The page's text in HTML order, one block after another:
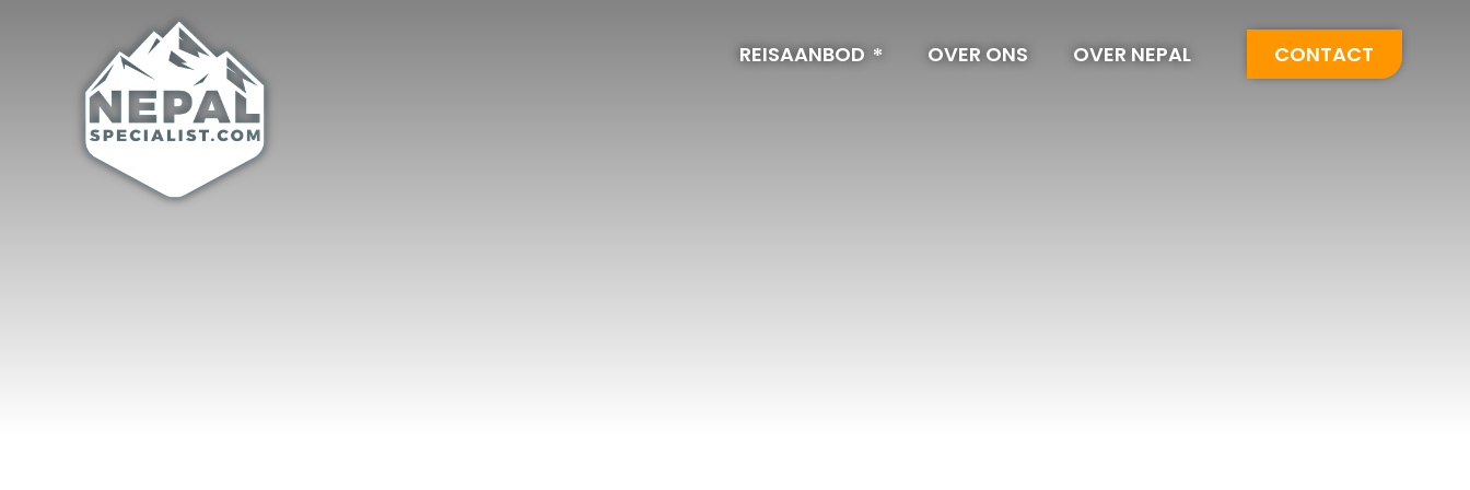
REISAANBOD OVER ONS OVER NEPAL CONTACT